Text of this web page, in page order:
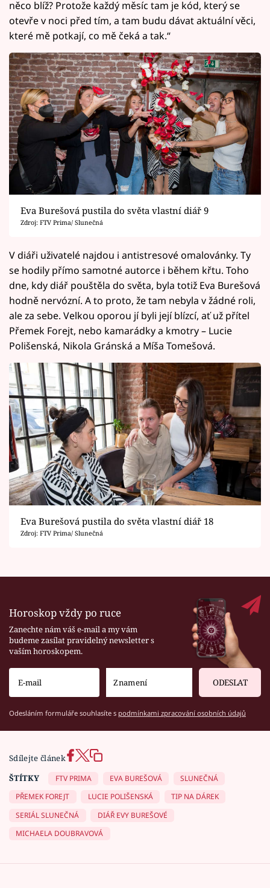
něco blíž? Protože každý měsíc tam je kód, který se
otevře v noci před tím, a tam budu dávat aktuální věci,
které mě potkají, co mě čeká a tak.“
Eva Burešová pustila do světa vlastní diář 9
Zdroj: FTV Prima/ Slunečná
V diáři uživatelé najdou i antistresové omalovánky. Ty
se hodily přímo samotné autorce i během křtu. Toho
dne, kdy diář pouštěla do světa, byla totiž Eva Burešová
hodně nervózní. A to proto, že tam nebyla v žádné roli,
ale za sebe. Velkou oporou jí byli její blízcí, ať už přítel
Přemek Forejt, nebo kamarádky a kmotry – Lucie
Polišenská, Nikola Gránská a Míša Tomešová.
Eva Burešová pustila do světa vlastní diář 18
Zdroj: FTV Prima/ Slunečná
Horoskop vždy po ruce
Zanechte nám váš e-mail a my vám
budeme zasílat pravidelný newsletter s
vaším horoskopem.
ODESLAT
Odesláním formuláře souhlasíte s podmínkami zpracování osobních údajů
Sdílejte článek
ŠTÍTKY
FTV PRIMA EVA BUREŠOVÁ
SLUNEČNÁ
PŘEMEK FOREJT
LUCIE POLIŠENSKÁ
TIP NA DÁREK
SERIÁL SLUNEČNÁ
DIÁŘ EVY BUREŠOVÉ
MICHAELA DOUBRAVOVÁ